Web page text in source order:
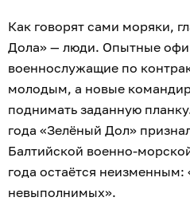
Как говорят сами моряки,
Дола» — люди. Опытные
военнослужащие по
молодым, а новые
поднимать заданную
года «Зелёный Дол»
Балтийской военно-
года остаётся неизменным:
невыполнимых».